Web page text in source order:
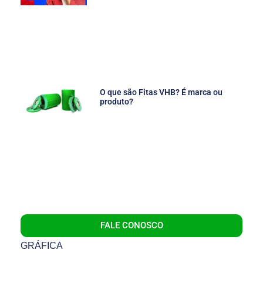
O que são Fitas VHB? É marca ou
produto?
FALE CONOSCO
GRÁFICA